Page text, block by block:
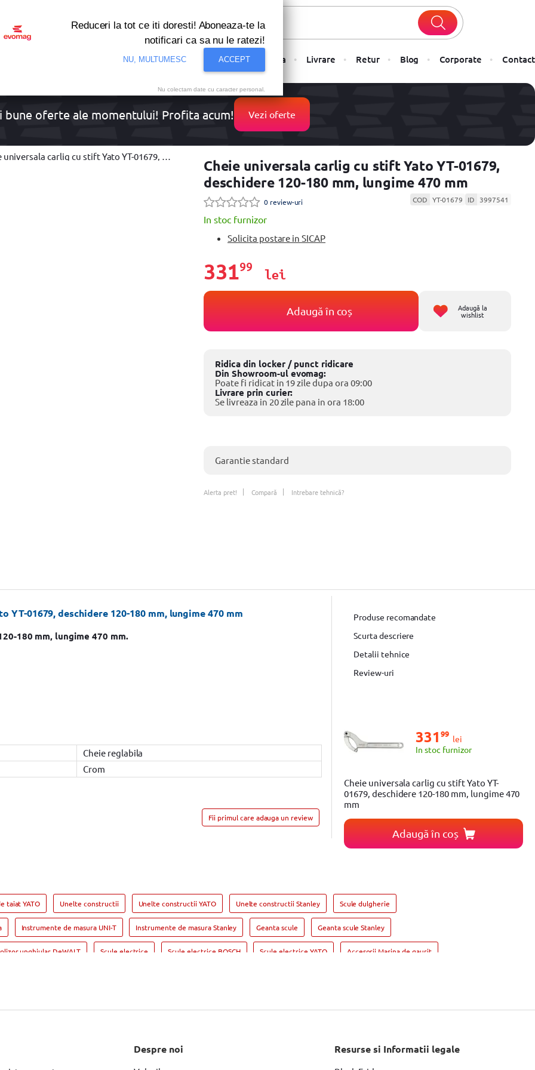
Oferte Resigilate Solutii de Plata Livrare Retur Blog Corporate Contact
bune oferte ale momentului! Profita acum! Vezi oferte
carlig cu stift Yato YT-01679, deschidere 120-180 mm, lungime 470 mm
Cheie universala carlig cu stift Yato YT-01679,
deschidere 120-180 mm, lungime 470 mm
0 review-uri COD YT-01679 ID 3997541
In stoc furnizor
Solicita postare in SICAP
33199
lei
Adaugă în coș Adaugă la
wishlist
Ridica din locker / punct ridicare
Din Showroom-ul evomag:
Poate fi ridicat in 19 zile dupa ora 09:00
Livrare prin curier:
Se livreaza in 20 zile pana in ora 18:00
Garantie standard
Alerta pret! Compară Intrebare tehnică?
Produse recomandate
Scurta descriere
Detalii tehnice
Review-uri
331 99 lei
In stoc furnizor
Cheie universala carlig cu stift Yato YT-
01679, deschidere 120-180 mm, lungime 470
mm
Adaugă în coș
01679, deschidere 120-180 mm, lungime 470 mm
180 mm, lungime 470 mm.
Cheie reglabila
Crom
Fii primul care adauga un review
taiat YATO Unelte constructii Unelte constructii YATO Unelte constructii Stanley Scule dulgherie
Instrumente de masura UNI-T Instrumente de masura Stanley Geanta scule Geanta scule Stanley
unghiular DeWALT Scule electrice Scule electrice BOSCH Scule electrice YATO Accesorii Masina de gaurit
Suflanta aer cald Suflanta aer cald YATO Suflanta aer cald BOSCH
Despre noi Resurse si Informatii legale
Reduceri la tot ce iti doresti! Aboneaza-te la
notificari ca sa nu le ratezi!
NU, MULTUMESC ACCEPT
Nu colectam date cu caracter personal.